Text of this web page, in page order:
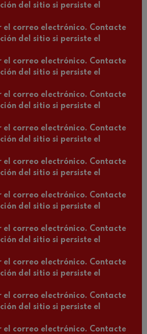
del sitio si persiste el
el correo electrónico. Contacte
del sitio si persiste el
el correo electrónico. Contacte
del sitio si persiste el
el correo electrónico. Contacte
del sitio si persiste el
el correo electrónico. Contacte
del sitio si persiste el
el correo electrónico. Contacte
del sitio si persiste el
el correo electrónico. Contacte
del sitio si persiste el
el correo electrónico. Contacte
del sitio si persiste el
el correo electrónico. Contacte
del sitio si persiste el
el correo electrónico. Contacte
del sitio si persiste el
el correo electrónico. Contacte